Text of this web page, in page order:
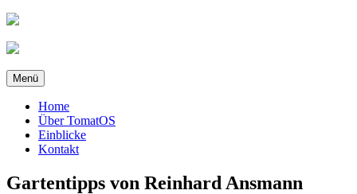
Zum
springen
Menü
Home
Über TomatOS
Einblicke
Kontakt
Gartentipps von Reinhard Ansmann